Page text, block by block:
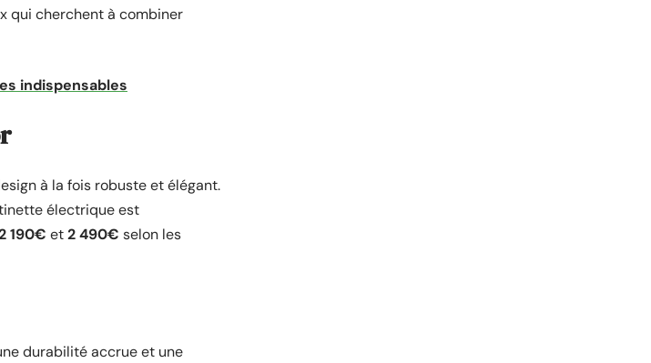
qui cherchent à combiner
indispensables
à la fois robuste et élégant.
électrique est
190€ et2 490€ selon les
durabilité accrue et une